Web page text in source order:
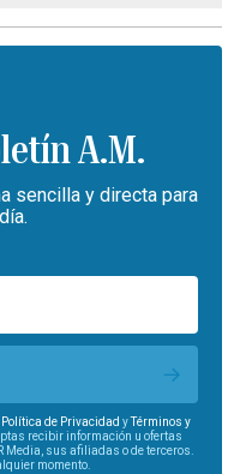
A.M.
sencilla y directa para
Política de Privacidad y
Términos y
recibir información u ofertas
Media, sus afiliadas o de terceros.
momento.